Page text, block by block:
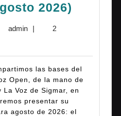
2026)
La
Voz
Open
2026
adminadmin
|
2
las bases del
Open, de la mano de
La Voz de Sigmar, en
presentar su
agosto de 2026: el